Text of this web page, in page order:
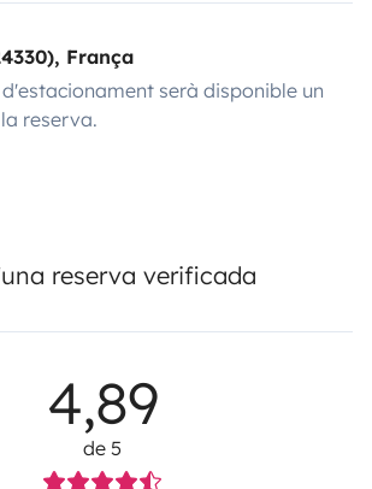
França
serà disponible un
reserva.
reserva verificada
4,89
de 5